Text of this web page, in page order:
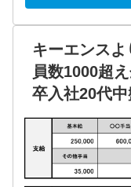
キーエンス
員数1000超
卒入社20代中